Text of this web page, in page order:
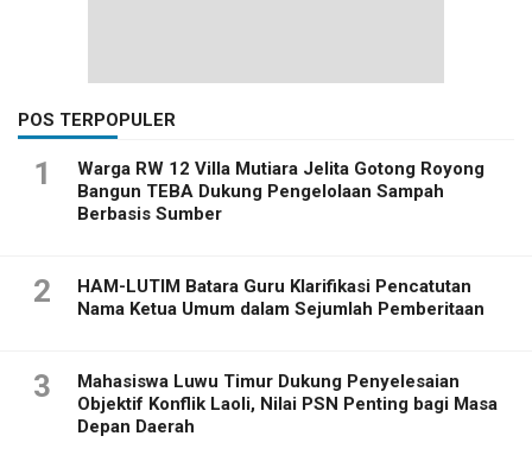
POS TERPOPULER
1
Warga RW 12 Villa Mutiara Jelita Gotong Royong
Bangun TEBA Dukung Pengelolaan Sampah
Berbasis Sumber
2
HAM-LUTIM Batara Guru Klarifikasi Pencatutan
Nama Ketua Umum dalam Sejumlah Pemberitaan
3
Mahasiswa Luwu Timur Dukung Penyelesaian
Objektif Konflik Laoli, Nilai PSN Penting bagi Masa
Depan Daerah